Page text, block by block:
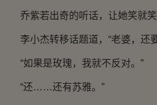
乔紫若出奇的听话，让她笑就笑
李小杰转移话题道，“老婆，还
“如果是玫瑰，我就不反对。”
“还……还有苏雅。”